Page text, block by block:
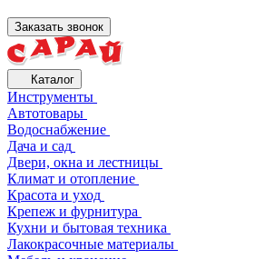
Заказать звонок
Каталог
Инструменты
Автотовары
Водоснабжение
Дача и сад
Двери, окна и лестницы
Климат и отопление
Красота и уход
Крепеж и фурнитура
Кухни и бытовая техника
Лакокрасочные материалы